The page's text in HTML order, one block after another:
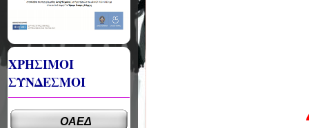
ΧΡΗΣΙΜΟΙ
ΣΥΝΔΕΣΜΟΙ
ΟΑΕΔ